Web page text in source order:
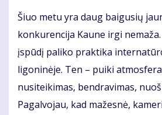
Šiuo metu yra daug baigusių
konkurencija Kaune irgi
įspūdį paliko praktika
ligoninėje. Ten – puiki
nusiteikimas, bendravimas,
Pagalvojau, kad mažesnė,